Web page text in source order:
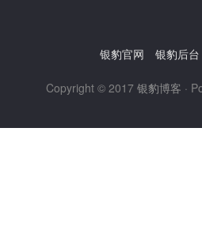
银豹官网 银豹后台
Copyright © 2017 银豹博客 ·